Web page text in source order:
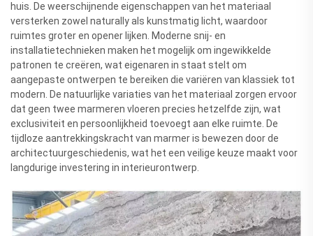
huis. De weerschijnende eigenschappen van het materiaal
versterken zowel naturally als kunstmatig licht, waardoor
ruimtes groter en opener lijken. Moderne snij- en
installatietechnieken maken het mogelijk om ingewikkelde
patronen te creëren, wat eigenaren in staat stelt om
aangepaste ontwerpen te bereiken die variëren van klassiek tot
modern. De natuurlijke variaties van het materiaal zorgen ervoor
dat geen twee marmeren vloeren precies hetzelfde zijn, wat
exclusiviteit en persoonlijkheid toevoegt aan elke ruimte. De
tijdloze aantrekkingskracht van marmer is bewezen door de
architectuurgeschiedenis, wat het een veilige keuze maakt voor
langdurige investering in interieurontwerp.